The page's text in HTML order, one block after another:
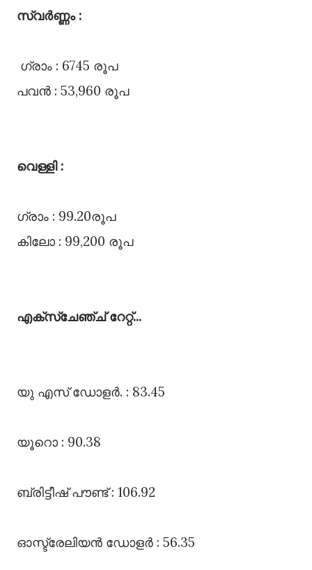
സ്വർണ്ണം :
ഗ്രാം : 6745 രൂപ
പവൻ : 53,960 രൂപ
വെള്ളി :
ഗ്രാം : 99.20രൂപ
കിലോ : 99,200 രൂപ
എക്സ്ചേഞ്ച്‌ റേറ്റ്‌...
യു എസ്‌ ഡോളർ. : 83.45
യൂറൊ : 90.38
ബ്രിട്ടീഷ്‌ പൗണ്ട്‌ : 106.92
ഓസ്ട്രേലിയൻ ഡോളർ : 56.35